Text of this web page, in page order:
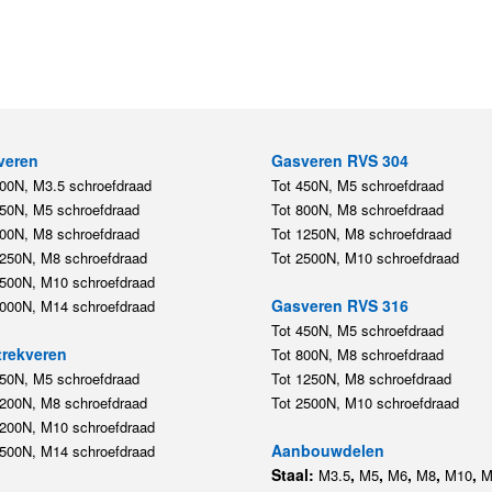
M3.5 schroefdraad
M5 schroefdraad
M8 schroefdraad
M8 schroefdraad
M10 schroefdraad
M14 schroefdraad
M5 schroefdraad
M8 schroefdraad
M10 schroefdraad
M14 schroefdraad
Gasveren RVS 304
Tot 450N, M5 schroefdraad
Tot 800N, M8 schroefdraad
Tot 1250N, M8 schroefdraad
Tot 2500N, M10 schroefdraad
Gasveren RVS 316
Tot 450N, M5 schroefdraad
Tot 800N, M8 schroefdraad
Tot 1250N, M8 schroefdraad
Tot 2500N, M10 schroefdraad
Aanbouwdelen
Staal: M3.5, M5, M6, M8, M10,